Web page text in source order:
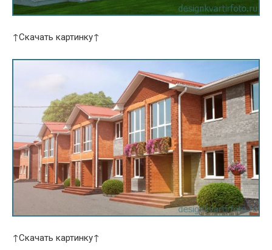
↑Скачать картинку↑
↑Скачать картинку↑